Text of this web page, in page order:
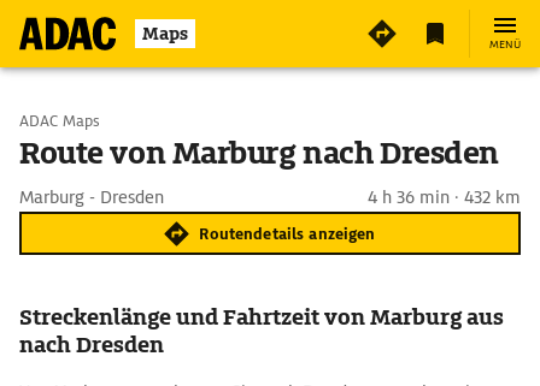
Maps MENÜ
Start wählen
ADAC Maps
Route von Marburg nach Dresden
Marburg - Dresden 4 h 36 min · 432 km
Routendetails anzeigen
Streckenlänge und Fahrtzeit von Marburg aus
nach Dresden